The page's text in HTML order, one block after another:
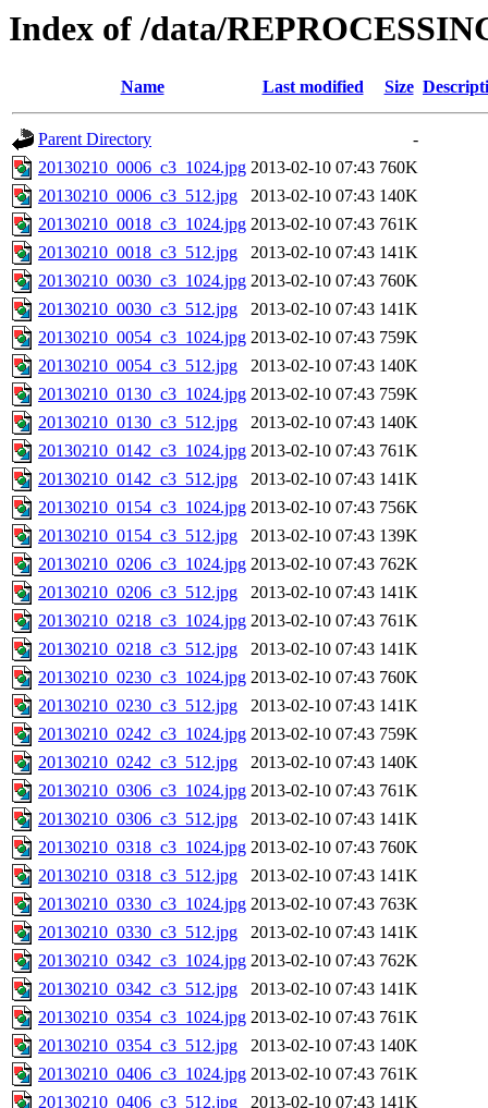
Index of /data/
Name Last modified Size
Parent Directory
-
20130210_0006_c3_1024.jpg 2013-02-10 07:43 760K
20130210_0006_c3_512.jpg
2013-02-10 07:43 140K
20130210_0018_c3_1024.jpg 2013-02-10 07:43 761K
20130210_0018_c3_512.jpg
2013-02-10 07:43 141K
20130210_0030_c3_1024.jpg 2013-02-10 07:43 760K
20130210_0030_c3_512.jpg
2013-02-10 07:43 141K
20130210_0054_c3_1024.jpg 2013-02-10 07:43 759K
20130210_0054_c3_512.jpg
2013-02-10 07:43 140K
20130210_0130_c3_1024.jpg 2013-02-10 07:43 759K
20130210_0130_c3_512.jpg
2013-02-10 07:43 140K
20130210_0142_c3_1024.jpg 2013-02-10 07:43 761K
20130210_0142_c3_512.jpg
2013-02-10 07:43 141K
20130210_0154_c3_1024.jpg 2013-02-10 07:43 756K
20130210_0154_c3_512.jpg
2013-02-10 07:43 139K
20130210_0206_c3_1024.jpg 2013-02-10 07:43 762K
20130210_0206_c3_512.jpg
2013-02-10 07:43 141K
20130210_0218_c3_1024.jpg 2013-02-10 07:43 761K
20130210_0218_c3_512.jpg
2013-02-10 07:43 141K
20130210_0230_c3_1024.jpg 2013-02-10 07:43 760K
20130210_0230_c3_512.jpg
2013-02-10 07:43 141K
20130210_0242_c3_1024.jpg 2013-02-10 07:43 759K
20130210_0242_c3_512.jpg
2013-02-10 07:43 140K
20130210_0306_c3_1024.jpg 2013-02-10 07:43 761K
20130210_0306_c3_512.jpg
2013-02-10 07:43 141K
20130210_0318_c3_1024.jpg 2013-02-10 07:43 760K
20130210_0318_c3_512.jpg
2013-02-10 07:43 141K
20130210_0330_c3_1024.jpg 2013-02-10 07:43 763K
20130210_0330_c3_512.jpg
2013-02-10 07:43 141K
20130210_0342_c3_1024.jpg 2013-02-10 07:43 762K
20130210_0342_c3_512.jpg
2013-02-10 07:43 141K
20130210_0354_c3_1024.jpg 2013-02-10 07:43 761K
20130210_0354_c3_512.jpg
2013-02-10 07:43 140K
20130210_0406_c3_1024.jpg 2013-02-10 07:43 761K
20130210_0406_c3_512.jpg
2013-02-10 07:43 141K